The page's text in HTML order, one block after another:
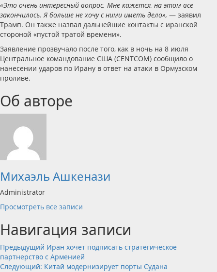
«Это очень интересный вопрос. Мне кажется, на этом все
закончилось. Я больше не хочу с ними иметь дело», — заявил
Трамп. Он также назвал дальнейшие контакты с иранской
стороной «пустой тратой времени».
Заявление прозвучало после того, как в ночь на 8 июля
Центральное командование США (CENTCOM) сообщило о
нанесении ударов по Ирану в ответ на атаки в Ормузском
проливе.
Об авторе
Михаэль Ашкенази
Administrator
Просмотреть все записи
Навигация записи
Предыдущий Иран хочет подписать стратегическое
партнерство с Арменией
Следующий: Китай модернизирует порты Судана